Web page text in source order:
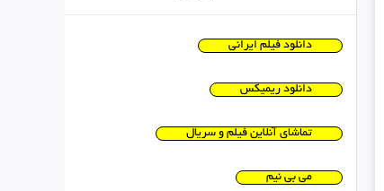
دانلود فیلم ایرانی
دانلود ریمیکس
تماشای آنلاین فیلم و سریال
می بی نیم